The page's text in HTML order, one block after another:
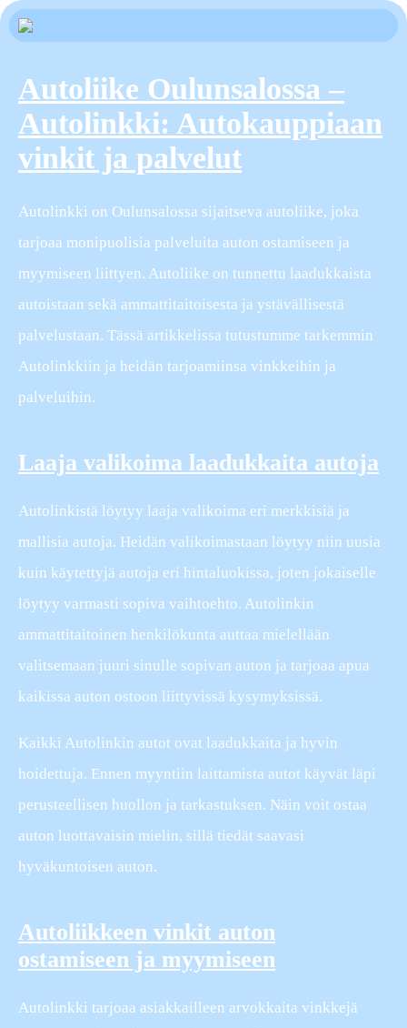
Autoliike Oulunsalossa –
Autolinkki: Autokauppiaan
vinkit ja palvelut
Autolinkki on Oulunsalossa sijaitseva autoliike, joka
tarjoaa monipuolisia palveluita auton ostamiseen ja
myymiseen liittyen. Autoliike on tunnettu laadukkaista
autoistaan sekä ammattitaitoisesta ja ystävällisestä
palvelustaan. Tässä artikkelissa tutustumme tarkemmin
Autolinkkiin ja heidän tarjoamiinsa vinkkeihin ja
palveluihin.
Laaja valikoima laadukkaita autoja
Autolinkistä löytyy laaja valikoima eri merkkisiä ja
mallisia autoja. Heidän valikoimastaan löytyy niin uusia
kuin käytettyjä autoja eri hintaluokissa, joten jokaiselle
löytyy varmasti sopiva vaihtoehto. Autolinkin
ammattitaitoinen henkilökunta auttaa mielellään
valitsemaan juuri sinulle sopivan auton ja tarjoaa apua
kaikissa auton ostoon liittyvissä kysymyksissä.
Kaikki Autolinkin autot ovat laadukkaita ja hyvin
hoidettuja. Ennen myyntiin laittamista autot käyvät läpi
perusteellisen huollon ja tarkastuksen. Näin voit ostaa
auton luottavaisin mielin, sillä tiedät saavasi
hyväkuntoisen auton.
Autoliikkeen vinkit auton
ostamiseen ja myymiseen
Autolinkki tarjoaa asiakkailleen arvokkaita vinkkejä